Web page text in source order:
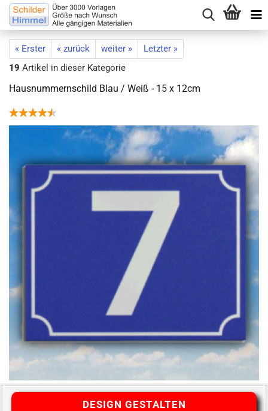
« Erster « zurück weiter »
Letzter »
19 Artikel in dieser Kategorie
Hausnummernschild Blau / Weiß - 15 x 12cm
DESIGN GESTALTEN